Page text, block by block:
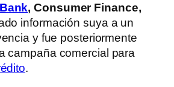
, Consumer Finance,
información suya a un
y fue posteriormente
campaña comercial para
.